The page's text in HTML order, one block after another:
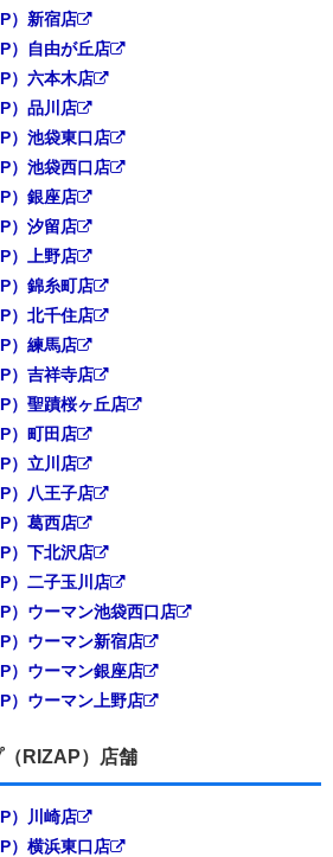
）新宿店
）自由が丘店
）六本木店
）品川店
）池袋東口店
）池袋西口店
）銀座店
）汐留店
）上野店
）錦糸町店
）北千住店
）練馬店
）吉祥寺店
）聖蹟桜ヶ丘店
）町田店
）立川店
）八王子店
）葛西店
）下北沢店
）二子玉川店
）ウーマン池袋西口店
）ウーマン新宿店
）ウーマン銀座店
）ウーマン上野店
RIZAP）店舗
）川崎店
）横浜東口店